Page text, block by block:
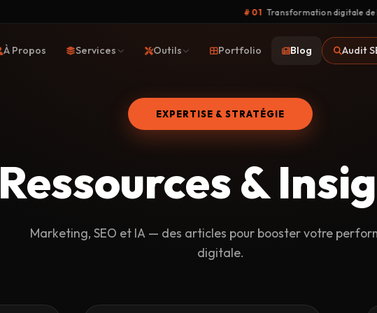
Transformation digitale de Bathysmed
À Propos Services Outils Portfolio Blog Audit
EXPERTISE & STRATÉGIE
Ressources &
Marketing, SEO et IA — des articles pour booster votre
digitale.